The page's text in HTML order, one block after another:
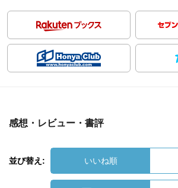
感想・レビュー・書評
並び替え: いいね順